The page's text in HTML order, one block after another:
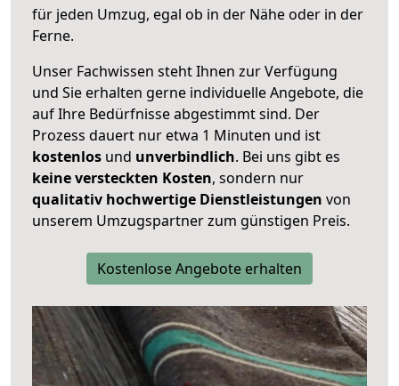
für jeden Umzug, egal ob in der Nähe oder in der
Ferne.
Unser Fachwissen steht Ihnen zur Verfügung
und Sie erhalten gerne individuelle Angebote, die
auf Ihre Bedürfnisse abgestimmt sind. Der
Prozess dauert nur etwa 1 Minuten und ist
kostenlos und unverbindlich. Bei uns gibt es
keine versteckten Kosten, sondern nur
qualitativ hochwertige Dienstleistungen von
unserem Umzugspartner zum günstigen Preis.
Kostenlose Angebote erhalten